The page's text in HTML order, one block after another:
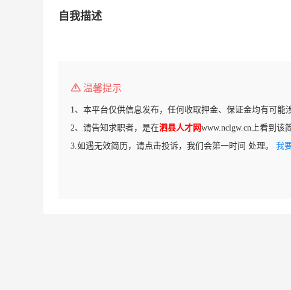
自我描述
温馨提示
1、本平台仅供信息发布，任何收取押金、保证金均有可能
2、请告知求职者，是在泗县人才网www.nclgw.cn上看到该
3.如遇无效简历，请点击投诉，我们会第一时间 处理。 我